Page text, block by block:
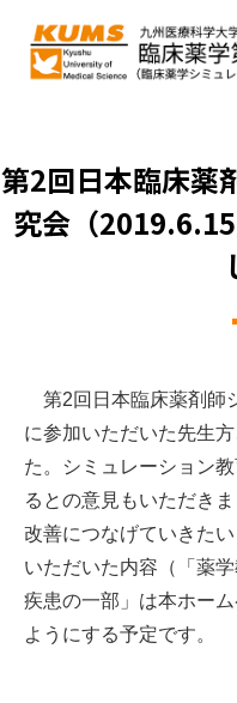
ング
疾患別の副作用を横断的に検
YouTubeチャンネル“シムラボ”
第2回日本臨床薬
究会（
第2回日本臨床薬剤師
に参加いただいた先生
た。シミュレーション
るとの意見もいただき
改善につなげていきた
いただいた内容（「薬
疾患の一部」は本ホー
ようにする予定です。